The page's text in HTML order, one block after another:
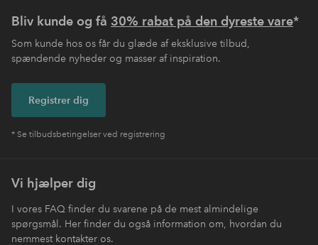
Bliv kunde og få 30% rabat på den dyreste vare*
Som kunde hos os får du glæde af eksklusive tilbud,
spændende nyheder og masser af inspiration.
Registrer dig
* Se tilbudsbetingelser ved registrering
Vi hjælper dig
I vores FAQ finder du svarene på de mest almindelige
spørgsmål. Her finder du også information om, hvordan du
nemmest kontakter os.